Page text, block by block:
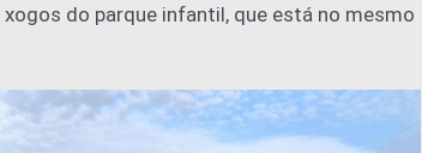
do parque infantil, que está no mesmo